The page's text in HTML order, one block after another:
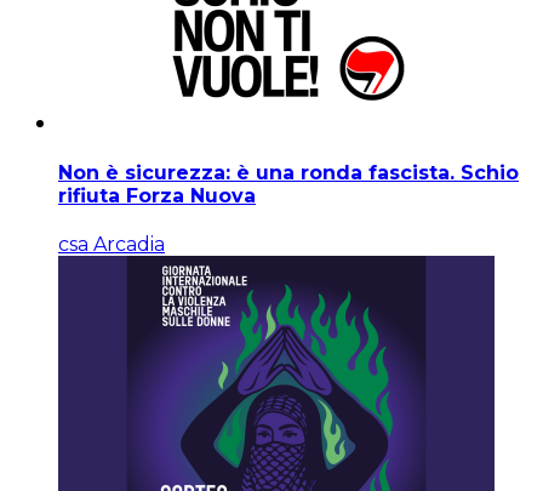
Non è sicurezza: è una ronda fascista. Schio
rifiuta Forza Nuova
csa Arcadia